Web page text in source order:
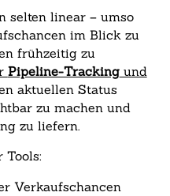
selten linear – umso
im Blick zu
frühzeitig zu
Pipeline-Trackingund
aktuellen Status
zu machen und
zu liefern.
Tools:
Verkaufschancen